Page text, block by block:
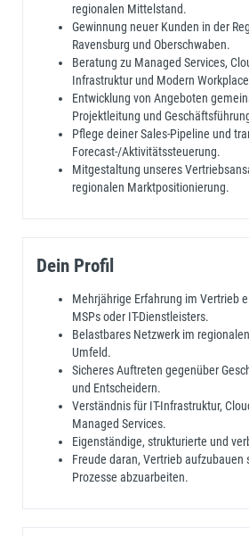
regionalen Mittelstand.
Gewinnung neuer Kunden in der
Ravensburg und Oberschwaben.
Beratung zu Managed Services,
Infrastruktur und Modern Workplace
Entwicklung von Angeboten
Projektleitung und
Pflege deiner Sales-Pipeline und
Forecast-/Aktivitätssteuerung.
Mitgestaltung unseres
regionalen Marktpositionierung.
Dein Profil
Mehrjährige Erfahrung im Vertrieb
MSPs oder IT-Dienstleisters.
Belastbares Netzwerk im
Umfeld.
Sicheres Auftreten gegenüber
und Entscheidern.
Verständnis für IT-Infrastruktur,
Managed Services.
Eigenständige, strukturierte und
Freude daran, Vertrieb aufzubauen
Prozesse abzuarbeiten.